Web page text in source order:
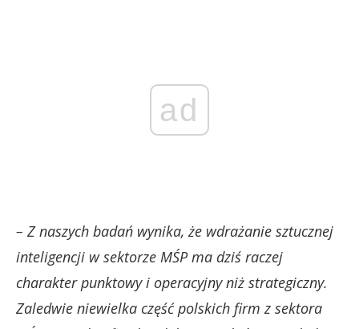
ad
– Z naszych badań wynika, że wdrażanie sztucznej
inteligencji w sektorze MŚP ma dziś raczej
charakter punktowy i operacyjny niż strategiczny.
Zaledwie niewielka część polskich firm z sektora